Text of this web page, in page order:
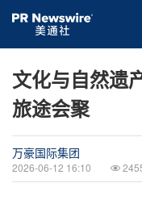
文化与自然遗
旅途会聚
万豪国际集团
2026-06-12 16:10